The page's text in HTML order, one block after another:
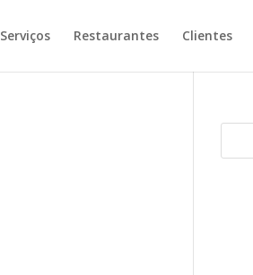
Serviços Restaurantes Clientes